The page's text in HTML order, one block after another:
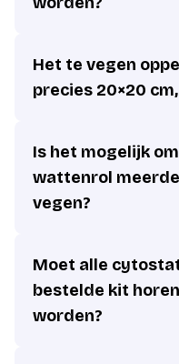
Het te vegen
precies 20×20
Is het mogelijk
wattenrol
vegen?
Moet alle
bestelde kit
worden?